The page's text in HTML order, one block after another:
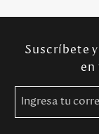
Suscríbete
en